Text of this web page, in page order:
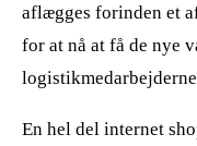
aflægges forinden et
for at nå at få de nye
En hel del internet